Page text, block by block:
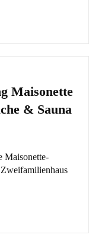
Maisonette
& Sauna
Maisonette-